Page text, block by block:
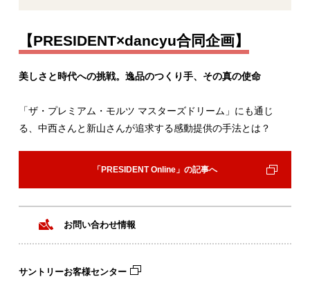
【PRESIDENT×dancyu合同企画】
美しさと時代への挑戦。逸品のつくり手、その真の使命
「ザ・プレミアム・モルツ マスターズドリーム」にも通じ
る、中西さんと新山さんが追求する感動提供の手法とは？
「PRESIDENT Online」の記事へ
お問い合わせ情報
サントリーお客様センター